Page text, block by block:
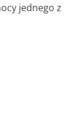
jednego z